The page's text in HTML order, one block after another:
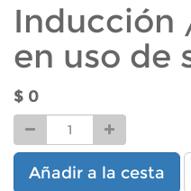
Inducción
en uso de
$ 0
Añadir a la cesta